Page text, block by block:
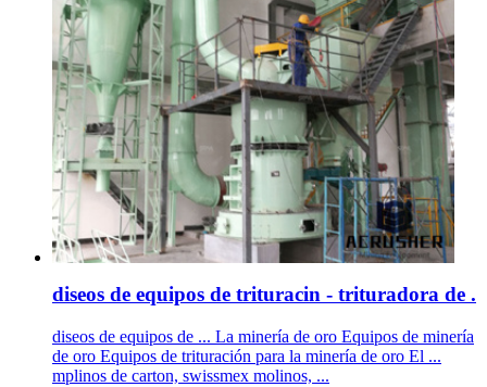
diseos de equipos de trituracin - trituradora de .
diseos de equipos de ... La minería de oro Equipos de minería
de oro Equipos de trituración para la minería de oro El ...
mplinos de carton, swissmex molinos, ...